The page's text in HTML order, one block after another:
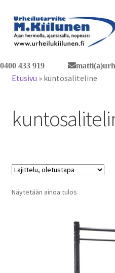
0400 433 919
Siirry
navigointiin
Siirry
sisältöön
Tervetuloa verkkokauppaan
Yhteystiedot
Etusivu » kuntosaliteline
Näytetään ainoa tulos